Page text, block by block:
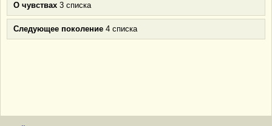
О чувствах 3 списка
Следующее поколение 4 списка